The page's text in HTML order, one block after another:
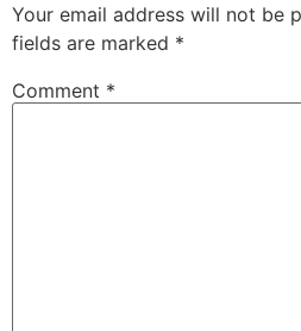
Your email address will not be
fields are marked *
Comment *